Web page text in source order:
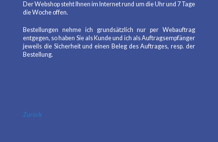
Der Webshop steht Ihnen im Internet rund um die Uhr und 7 Tage
die Woche offen.
Bestellungen nehme ich grundsätzlich nur per Webauftrag
entgegen, so haben Sie als Kunde und ich als Auftragsempfänger
jeweils die Sicherheit und einen Beleg des Auftrages, resp. der
Bestellung.
Zurück